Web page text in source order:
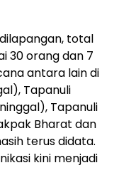
total
30 orang dan 7
antara lain di
Tapanuli
Tapanuli
Bharat dan
terus didata.
kini menjadi